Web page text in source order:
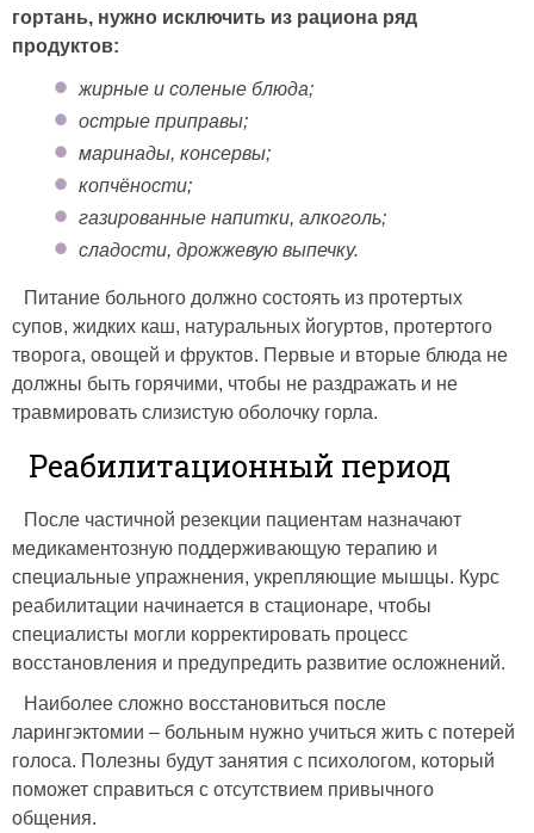
гортань, нужно исключить из рациона ряд
продуктов:
жирные и соленые блюда;
острые приправы;
маринады, консервы;
копчёности;
газированные напитки, алкоголь;
сладости, дрожжевую выпечку.
Питание больного должно состоять из протертых
супов, жидких каш, натуральных йогуртов, протертого
творога, овощей и фруктов. Первые и вторые блюда не
должны быть горячими, чтобы не раздражать и не
травмировать слизистую оболочку горла.
Реабилитационный период
После частичной резекции пациентам назначают
медикаментозную поддерживающую терапию и
специальные упражнения, укрепляющие мышцы. Курс
реабилитации начинается в стационаре, чтобы
специалисты могли корректировать процесс
восстановления и предупредить развитие осложнений.
Наиболее сложно восстановиться после
ларингэктомии – больным нужно учиться жить с потерей
голоса. Полезны будут занятия с психологом, который
поможет справиться с отсутствием привычного
общения.